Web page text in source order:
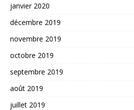
janvier 2020
décembre 2019
novembre 2019
octobre 2019
septembre 2019
août 2019
juillet 2019